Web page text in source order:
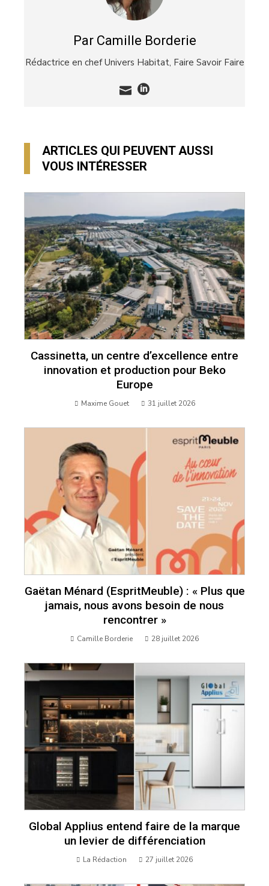
Par Camille Borderie
Rédactrice en chef Univers Habitat, Faire Savoir Faire
ARTICLES QUI PEUVENT AUSSI
VOUS INTÉRESSER
Cassinetta, un centre d’excellence entre
innovation et production pour Beko
Europe
Maxime Gouet 31 juillet 2026
Gaëtan Ménard (EspritMeuble) : « Plus que
jamais, nous avons besoin de nous
rencontrer »
Camille Borderie 28 juillet 2026
Global Applius entend faire de la marque
un levier de différenciation
La Rédaction 27 juillet 2026